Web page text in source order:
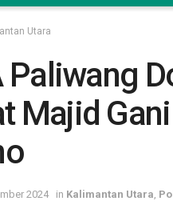
Utara
Paliwang
Majid
2024 in Kalimantan Utara